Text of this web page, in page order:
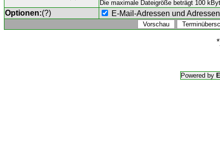
Die maximale Dateigröße beträgt 100
Optionen:(?) E-Mail-Adressen und
Powered by